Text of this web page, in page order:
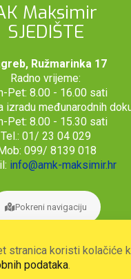
Maksimir
SJEDIŠTE
Ružmarinka 17
Radno vrijeme:
Pet: 8.00 - 16.00 sati
izradu međunarodnih
Pet: 8.00 - 15.30 sati
Tel.: 01/ 23 04 029
099/ 8139 018
info@amk-maksimir.hr
Pokreni navigaciju
stranica koristi kolačiće
podataka